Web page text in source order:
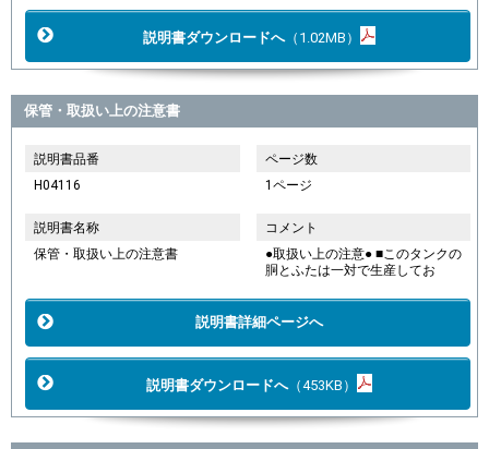
説明書ダウンロードへ（1.02MB）
保管・取扱い上の注意書
説明書品番
H04116
ページ数
1ページ
説明書名称
保管・取扱い上の注意書
コメント
●取扱い上の注意● ■このタンクの
胴とふたは一対で生産してお
説明書詳細ページへ
説明書ダウンロードへ（453KB）